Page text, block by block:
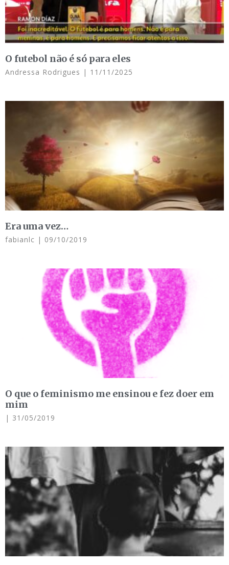
O futebol não é só para eles
Andressa Rodrigues 11/11/2025
Era uma vez…
fabianlc 09/10/2019
O que o feminismo me ensinou e fez doer em
mim
31/05/2019